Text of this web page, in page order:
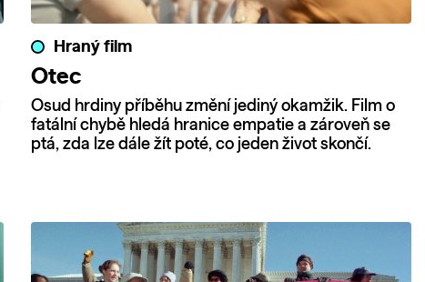
Hraný film
Otec
Osud hrdiny příběhu změní jediný okamžik. Film o
fatální chybě hledá hranice empatie a zároveň se
ptá, zda lze dále žít poté, co jeden život skončí.